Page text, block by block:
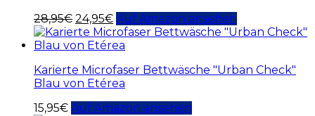
28,95€ 24,95€ Auf Amazon ansehen
Karierte Microfaser Bettwäsche "Urban Check"
Blau von Etérea
15,95€ Auf Amazon ansehen